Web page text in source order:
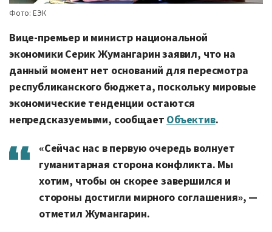
Фото: ЕЭК
Вице-премьер и министр национальной
экономики Серик Жумангарин заявил, что на
данный момент нет оснований для пересмотра
республиканского бюджета, поскольку мировые
экономические тенденции остаются
непредсказуемыми, сообщает Объектив.
«Сейчас нас в первую очередь волнует
гуманитарная сторона конфликта. Мы
хотим, чтобы он скорее завершился и
стороны достигли мирного соглашения», —
отметил Жумангарин.